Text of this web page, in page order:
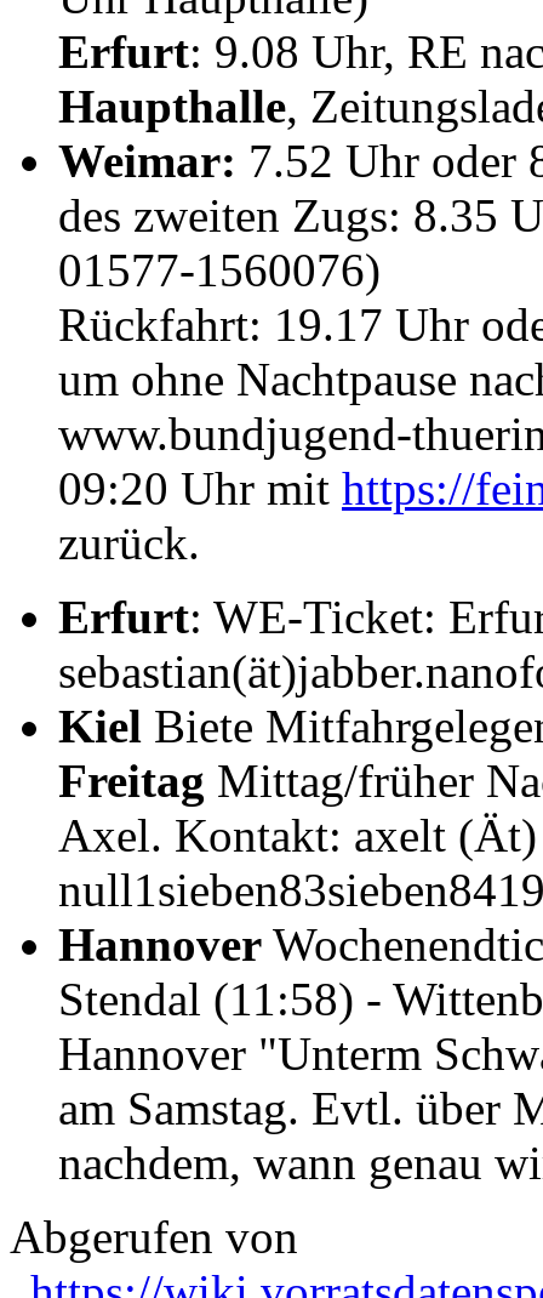
Erfurt: 9.08 Uhr, RE
Haupthalle,
Weimar: 7.52 Uhr oder
des zweiten Zugs: 8.35
01577-1560076)
Rückfahrt: 19.17 Uhr
um ohne Nachtpause
www.bundjugend-
09:20 Uhr mit https://
zurück.
Erfurt: WE-Ticket:
Kiel Biete
Freitag Mittag/früher
Axel. Kontakt: axelt (Ät)
Hannover
Stendal (11:58) -
Hannover "Unterm
am Samstag. Evtl. über
nachdem, wann genau
Abgerufen von